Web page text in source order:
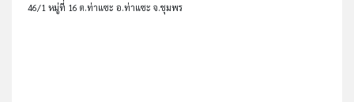
46/1 หมู่ที่ 16 ต.ท่าแซะ อ.ท่าแซะ จ.ชุมพร